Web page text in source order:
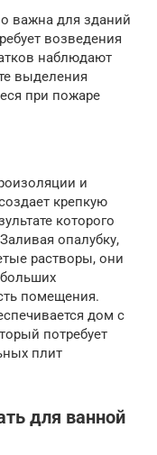
важна для зданий
возведения
наблюдают
выделения
при пожаре
и
крепкую
которого
опалубку,
растворы, они
помещения.
дом с
потребует
плит
для ванной